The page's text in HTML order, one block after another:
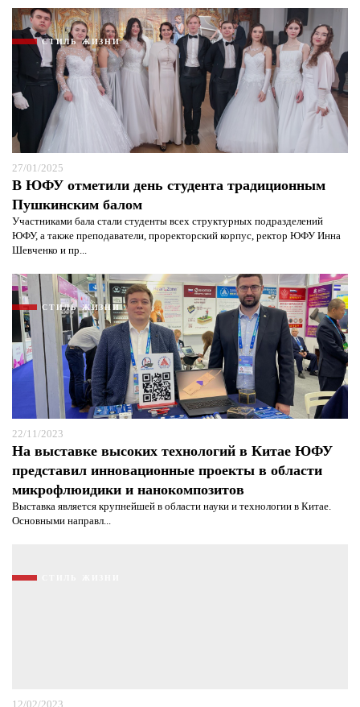
СТИЛЬ ЖИЗНИ
27/01/2025
В ЮФУ отметили день студента традиционным
Пушкинским балом
Участниками бала стали студенты всех структурных подразделений
ЮФУ, а также преподаватели, проректорский корпус, ректор ЮФУ Инна
Шевченко и пр...
СТИЛЬ ЖИЗНИ
22/11/2023
На выставке высоких технологий в Китае ЮФУ
представил инновационные проекты в области
микрофлюидики и нанокомпозитов
Выставка является крупнейшей в области науки и технологии в Китае.
Основными направл...
12/02/2023
Я согласен с политикой конфиденциальности и
защиты информации*
Я согласен сполитикой конфиденциальности и
защиты информации*